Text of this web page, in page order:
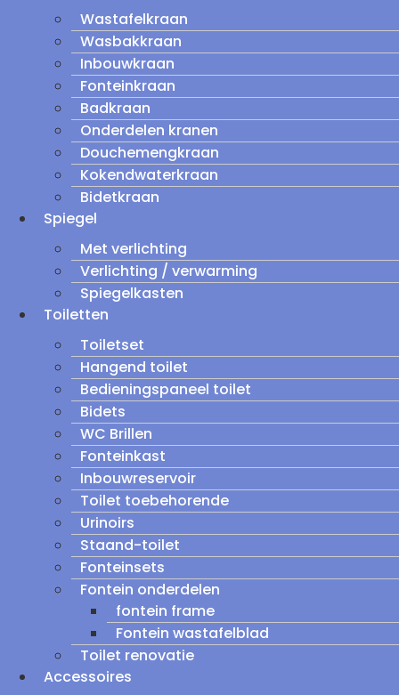
Wastafelkraan
Wasbakkraan
Inbouwkraan
Fonteinkraan
Badkraan
Onderdelen kranen
Douchemengkraan
Kokendwaterkraan
Bidetkraan
Spiegel
Met verlichting
Verlichting / verwarming
Spiegelkasten
Toiletten
Toiletset
Hangend toilet
Bedieningspaneel toilet
Bidets
WC Brillen
Fonteinkast
Inbouwreservoir
Toilet toebehorende
Urinoirs
Staand-toilet
Fonteinsets
Fontein onderdelen
fontein frame
Fontein wastafelblad
Toilet renovatie
Accessoires